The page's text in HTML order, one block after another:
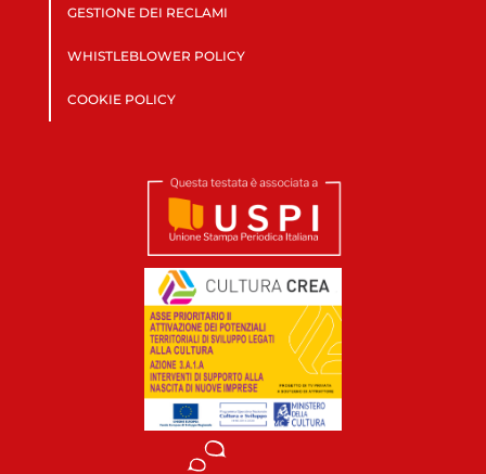
GESTIONE DEI RECLAMI
WHISTLEBLOWER POLICY
COOKIE POLICY